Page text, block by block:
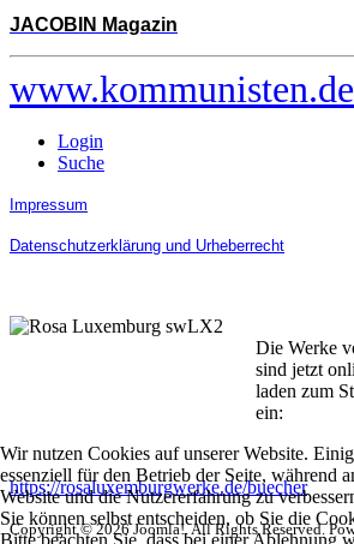
JACOBIN Magazin
www.kommunisten.de
Login
Suche
Impressum
Datenschutzerklärung und Urheberrecht
Die Werke
sind jetzt
laden zum
ein:
https://rosaluxemburgwerke.de/buecher
Copyright © 2026 Joomla!. All Rights Reserved.
Wir nutzen Cookies auf unserer Website.
essenziell für den Betrieb der Seite, während
Website und die Nutzererfahrung zu
Sie können selbst entscheiden, ob Sie die
Bitte beachten Sie, dass bei einer Ablehnung